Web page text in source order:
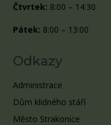
Čtvrtek: 8:00 – 14:30
Pátek: 8:00 – 13:00
Odkazy
Administrace
Dům klidného stáří
Město Strakonice